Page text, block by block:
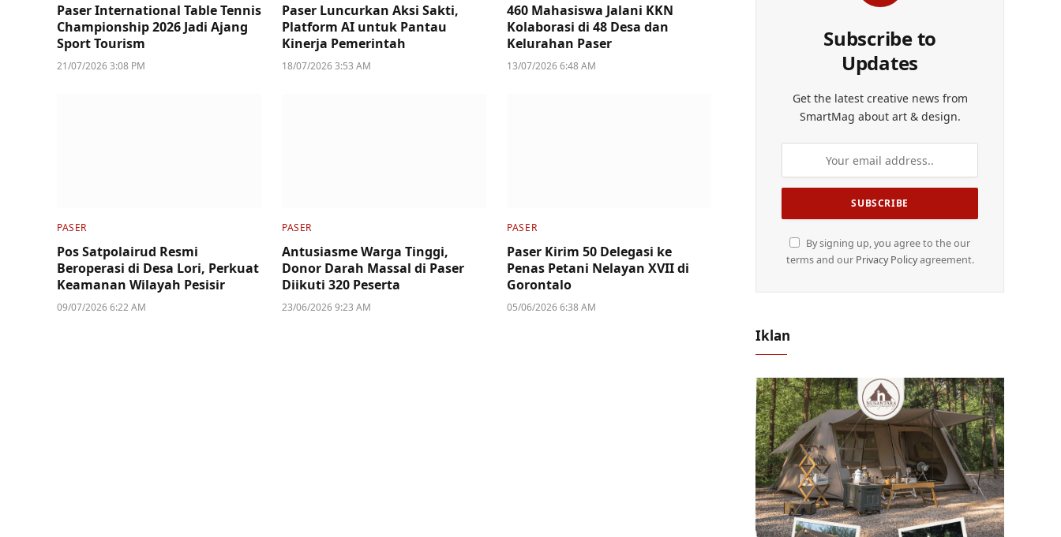
Paser International Table Tennis
Championship 2026 Jadi Ajang
Sport Tourism
21/07/2026 3:08 PM
Paser Luncurkan Aksi Sakti,
Platform AI untuk Pantau
Kinerja Pemerintah
18/07/2026 3:53 AM
460 Mahasiswa Jalani KKN
Kolaborasi di 48 Desa dan
Kelurahan Paser
13/07/2026 6:48 AM
PASER
Pos Satpolairud Resmi
Beroperasi di Desa Lori, Perkuat
Keamanan Wilayah Pesisir
09/07/2026 6:22 AM
PASER
Antusiasme Warga Tinggi,
Donor Darah Massal di Paser
Diikuti 320 Peserta
23/06/2026 9:23 AM
PASER
Paser Kirim 50 Delegasi ke
Penas Petani Nelayan XVII di
Gorontalo
05/06/2026 6:38 AM
Subscribe to
Updates
Get the latest creative news from
SmartMag about art & design.
By signing up, you agree to the our
terms and our Privacy Policyagreement.
Iklan